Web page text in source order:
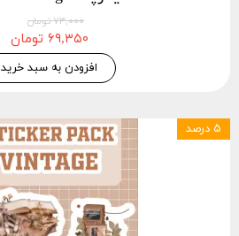
۷۳,۰۰۰ تومان
۶۹,۳۵۰ تومان
افزودن به سبد خرید
۵ درصد